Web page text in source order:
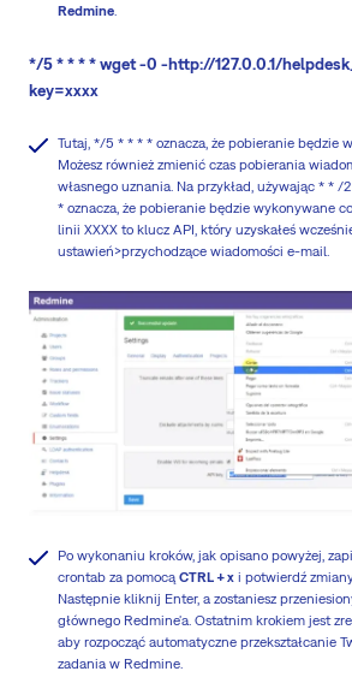
Redmine.
*/5 * * * * wget -0 -http://127.0.0.1/
key=xxxx
Tutaj, */5 * * * * oznacza, że pobieranie będzie
Możesz również zmienić czas pobierania
własnego uznania. Na przykład, używając * *
* oznacza, że pobieranie będzie wykonywane
linii XXXX to klucz API, który uzyskałeś
ustawień>przychodzące wiadomości e-mail.
Po wykonaniu kroków, jak opisano powyżej,
crontab za pomocą CTRL + x i potwierdź
Następnie kliknij Enter, a zostaniesz
głównego Redmine'a. Ostatnim krokiem jest
aby rozpocząć automatyczne przekształcanie
zadania w Redmine.